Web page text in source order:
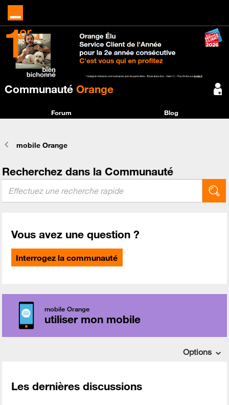
Communauté Orange
Forum Blog
mobile Orange
Recherchez dans la Communauté
Vous avez une question ?
Interrogez la communauté
mobile Orange
utiliser mon mobile
Options
Les dernières discussions